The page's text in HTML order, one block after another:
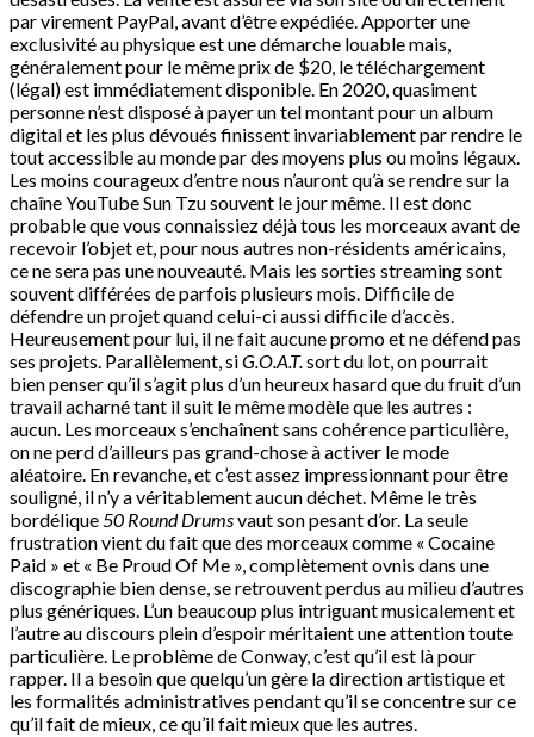
par virement PayPal, avant d’être expédiée. Apporter une
exclusivité au physique est une démarche louable mais,
généralement pour le même prix de $20, le téléchargement
(légal) est immédiatement disponible. En 2020, quasiment
personne n’est disposé à payer un tel montant pour un album
digital et les plus dévoués finissent invariablement par rendre le
tout accessible au monde par des moyens plus ou moins légaux.
Les moins courageux d’entre nous n’auront qu’à se rendre sur la
chaîne YouTube Sun Tzu souvent le jour même. Il est donc
probable que vous connaissiez déjà tous les morceaux avant de
recevoir l’objet et, pour nous autres non-résidents américains,
ce ne sera pas une nouveauté. Mais les sorties streaming sont
souvent différées de parfois plusieurs mois. Difficile de
défendre un projet quand celui-ci aussi difficile d’accès.
Heureusement pour lui, il ne fait aucune promo et ne défend pas
ses projets. Parallèlement, siG.O.A.T.sort du lot, on pourrait
bien penser qu’il s’agit plus d’un heureux hasard que du fruit d’un
travail acharné tant il suit le même modèle que les autres :
aucun. Les morceaux s’enchaînent sans cohérence particulière,
on ne perd d’ailleurs pas grand-chose à activer le mode
aléatoire. En revanche, et c’est assez impressionnant pour être
souligné, il n’y a véritablement aucun déchet. Même le très
bordélique50 Round Drumsvaut son pesant d’or. La seule
frustration vient du fait que des morceaux comme « Cocaine
Paid » et « Be Proud Of Me », complètement ovnis dans une
discographie bien dense, se retrouvent perdus au milieu d’autres
plus génériques. L’un beaucoup plus intriguant musicalement et
l’autre au discours plein d’espoir méritaient une attention toute
particulière. Le problème de Conway, c’est qu’il est là pour
rapper. Il a besoin que quelqu’un gère la direction artistique et
les formalités administratives pendant qu’il se concentre sur ce
qu’il fait de mieux, ce qu’il fait mieux que les autres.